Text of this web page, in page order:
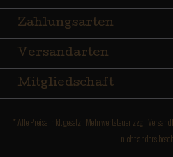
Zahlungsarten
Versandarten
Mitgliedschaft
* Alle Preise inkl. gesetzl. Mehrwertsteuer zzgl.
nicht anders